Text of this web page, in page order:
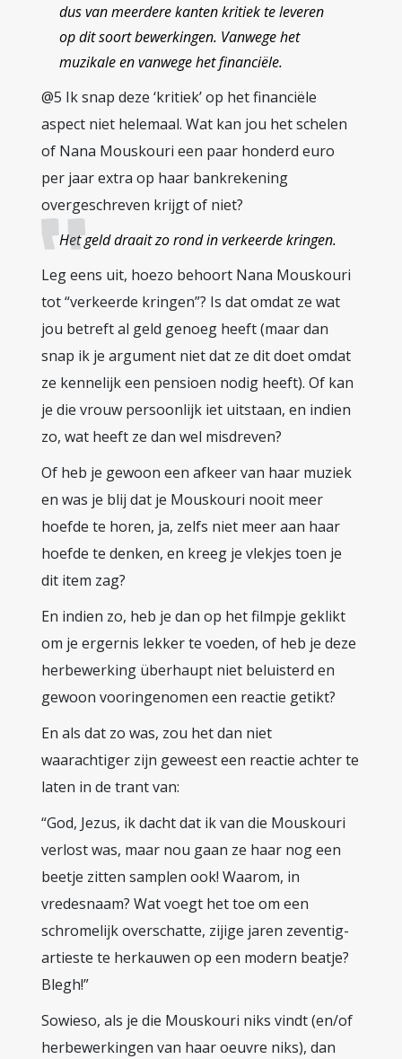
dus van meerdere kanten kritiek te leveren
op dit soort bewerkingen. Vanwege het
muzikale en vanwege het financiële.
@5 Ik snap deze ‘kritiek’ op het financiële
aspect niet helemaal. Wat kan jou het schelen
of Nana Mouskouri een paar honderd euro
per jaar extra op haar bankrekening
overgeschreven krijgt of niet?
Het geld draait zo rond in verkeerde kringen.
Leg eens uit, hoezo behoort Nana Mouskouri
tot “verkeerde kringen”? Is dat omdat ze wat
jou betreft al geld genoeg heeft (maar dan
snap ik je argument niet dat ze dit doet omdat
ze kennelijk een pensioen nodig heeft). Of kan
je die vrouw persoonlijk iet uitstaan, en indien
zo, wat heeft ze dan wel misdreven?
Of heb je gewoon een afkeer van haar muziek
en was je blij dat je Mouskouri nooit meer
hoefde te horen, ja, zelfs niet meer aan haar
hoefde te denken, en kreeg je vlekjes toen je
dit item zag?
En indien zo, heb je dan op het filmpje geklikt
om je ergernis lekker te voeden, of heb je deze
herbewerking überhaupt niet beluisterd en
gewoon vooringenomen een reactie getikt?
En als dat zo was, zou het dan niet
waarachtiger zijn geweest een reactie achter te
laten in de trant van:
“God, Jezus, ik dacht dat ik van die Mouskouri
verlost was, maar nou gaan ze haar nog een
beetje zitten samplen ook! Waarom, in
vredesnaam? Wat voegt het toe om een
schromelijk overschatte, zijige jaren zeventig-
artieste te herkauwen op een modern beatje?
Blegh!”
Sowieso, als je die Mouskouri niks vindt (en/of
herbewerkingen van haar oeuvre niks), dan